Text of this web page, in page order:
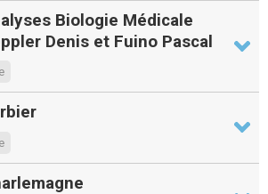
Biologie Médicale
Denis et Fuino Pascal